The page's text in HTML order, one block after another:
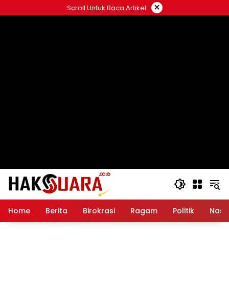
ke
Scroll Untuk Baca Artikel ×
Home Berita Birokrasi Ragam Politik